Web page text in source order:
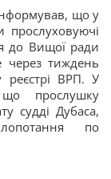
що у
прослуховуючі
до Вищої ради
через тиждень
реєстрі ВРП. У
що прослушку
судді Дубаса,
по